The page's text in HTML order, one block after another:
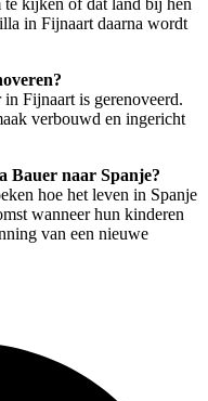
in Fijnaart daarna wordt
Fijnaart is gerenoveerd.
verbouwd en ingericht
Bauer naar Spanje?
hoe het leven in Spanje
wanneer hun kinderen
van een nieuwe